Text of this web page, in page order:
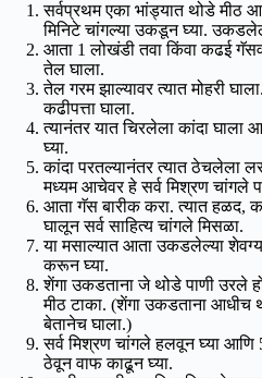
सर्वप्रथम एका भांड्यात थोडे मीठ
मिनिटे चांगल्या उकडून घ्या.
आता 1 लोखंडी तवा किंवा कढई
तेल घाला.
तेल गरम झाल्यावर त्यात मोहरी
कढीपत्ता घाला.
त्यानंतर यात चिरलेला कांदा घाला
घ्या.
कांदा परतल्यानंतर त्यात ठेचलेला
मध्यम आचेवर हे सर्व मिश्रण चांगले
आता गॅस बारीक करा. त्यात हळद,
घालून सर्व साहित्य चांगले मिसळा.
या मसाल्यात आता उकडलेल्या
करून घ्या.
शेंगा उकडताना जे थोडे पाणी उरले
मीठ टाका. (शेंगा उकडताना आधीच
बेतानेच घाला.)
सर्व मिश्रण चांगले हलवून घ्या आणि
ठेवून वाफ काढून घ्या.